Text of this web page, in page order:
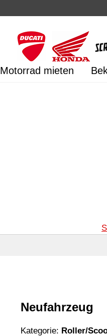
Motorrad mieten
Neufahrzeug
Kategorie: Roller/